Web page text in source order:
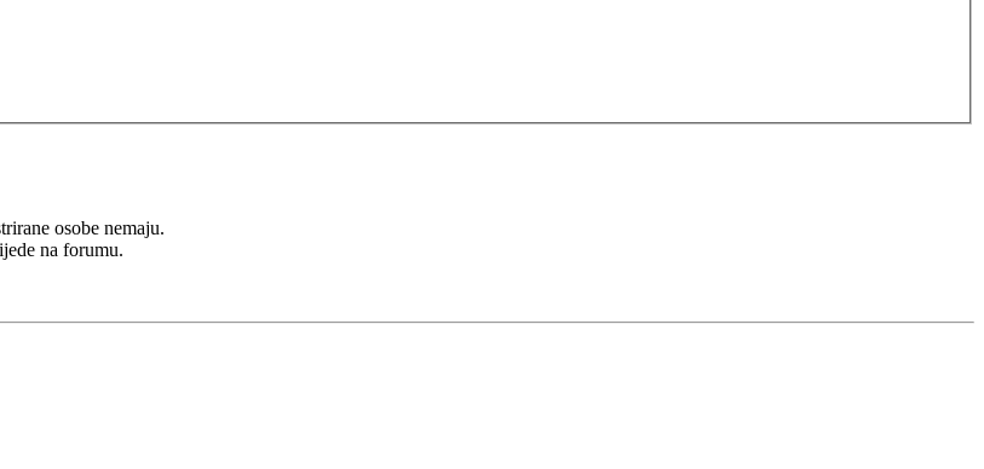
osobe nemaju.
na forumu.